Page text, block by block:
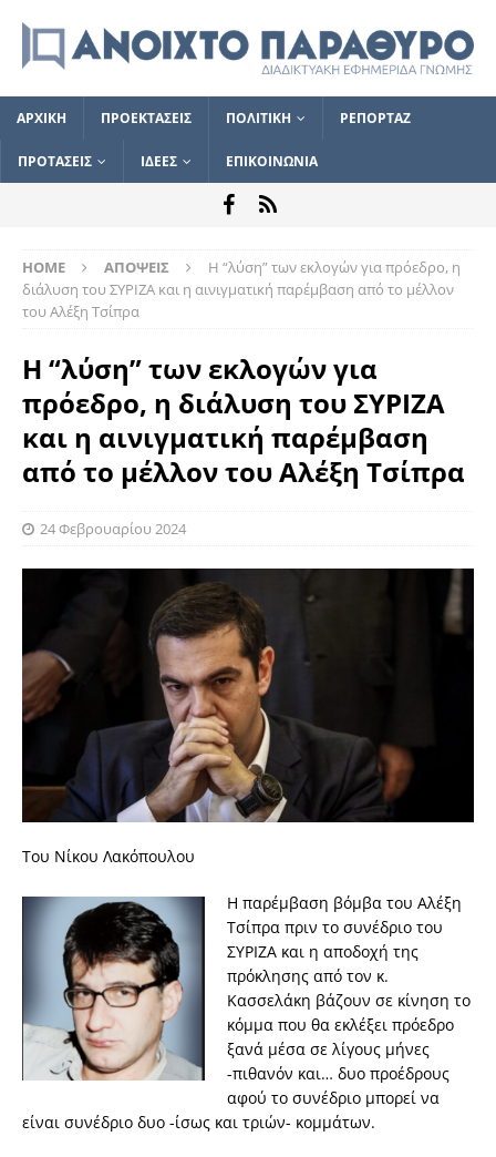
ΑΡΧΙΚΗ ΠΡΟΕΚΤΑΣΕΙΣ ΠΟΛΙΤΙΚΗ ΡΕΠΟΡΤΑΖ
ΠΡΟΤΑΣΕΙΣ ΙΔΕΕΣ ΕΠΙΚΟΙΝΩΝΙΑ
HOME ΑΠΟΨΕΙΣ
Η “λύση” των εκλογών για πρόεδρο, η
διάλυση του ΣΥΡΙΖΑ και η αινιγματική παρέμβαση από το μέλλον
του Αλέξη Τσίπρα
Η “λύση” των εκλογών για
πρόεδρο, η διάλυση του ΣΥΡΙΖΑ
και η αινιγματική παρέμβαση
από το μέλλον του Αλέξη Τσίπρα
24 Φεβρουαρίου 2024
Του Νίκου Λακόπουλου
H παρέμβαση βόμβα του Αλέξη
Τσίπρα πριν το συνέδριο του
ΣΥΡΙΖΑ και η αποδοχή της
πρόκλησης από τον κ.
Κασσελάκη βάζουν σε κίνηση το
κόμμα που θα εκλέξει πρόεδρο
ξανά μέσα σε λίγους μήνες
-πιθανόν και… δυο προέδρους
αφού το συνέδριο μπορεί να
είναι συνέδριο δυο -ίσως και τριών- κομμάτων.